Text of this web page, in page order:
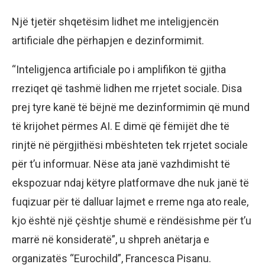
Një tjetër shqetësim lidhet me inteligjencën
artificiale dhe përhapjen e dezinformimit.
“Inteligjenca artificiale po i amplifikon të gjitha
rreziqet që tashmë lidhen me rrjetet sociale. Disa
prej tyre kanë të bëjnë me dezinformimin që mund
të krijohet përmes AI. E dimë që fëmijët dhe të
rinjtë në përgjithësi mbështeten tek rrjetet sociale
për t’u informuar. Nëse ata janë vazhdimisht të
ekspozuar ndaj këtyre platformave dhe nuk janë të
fuqizuar për të dalluar lajmet e rreme nga ato reale,
kjo është një çështje shumë e rëndësishme për t’u
marrë në konsideratë”, u shpreh anëtarja e
organizatës “Eurochild”, Francesca Pisanu.